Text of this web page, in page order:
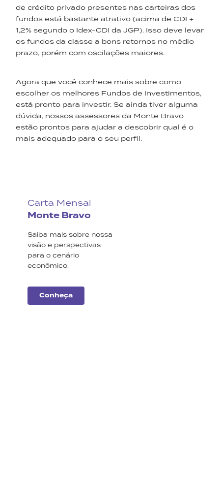
de crédito privado presentes nas carteiras dos
fundos está bastante atrativo (acima de CDI +
1,2% segundo o Idex-CDI da JGP). Isso deve levar
os fundos da classe a bons retornos no médio
prazo, porém com oscilações maiores.
Agora que você conhece mais sobre como
escolher os melhores Fundos de Investimentos,
está pronto para investir. Se ainda tiver alguma
dúvida, nossos assessores da Monte Bravo
estão prontos para ajudar a descobrir qual é o
mais adequado para o seu perfil.
Carta Mensal
Monte Bravo
Saiba mais sobre nossa
visão e perspectivas
para o cenário
econômico.
Conheça